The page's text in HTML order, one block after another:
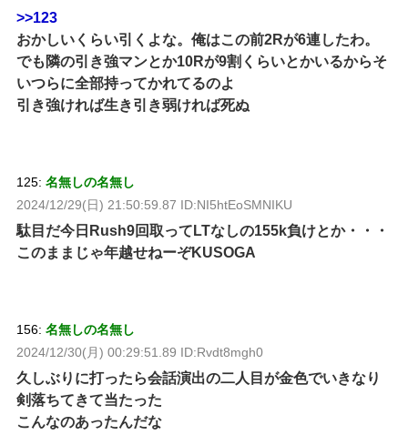
>>123
おかしいくらい引くよな。俺はこの前2Rが6連したわ。
でも隣の引き強マンとか10Rが9割くらいとかいるからそ
いつらに全部持ってかれてるのよ
引き強ければ生き引き弱ければ死ぬ
125: 名無しの名無し
2024/12/29(日) 21:50:59.87 ID:NI5htEoSMNIKU
駄目だ今日Rush9回取ってLTなしの155k負けとか・・・
このままじゃ年越せねーぞKUSOGA
156: 名無しの名無し
2024/12/30(月) 00:29:51.89 ID:Rvdt8mgh0
久しぶりに打ったら会話演出の二人目が金色でいきなり
剣落ちてきて当たった
こんなのあったんだな